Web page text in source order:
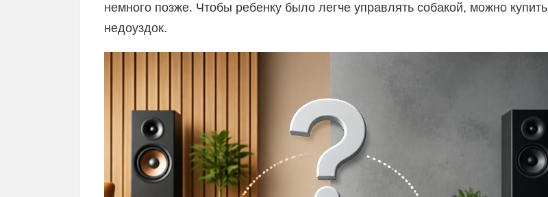
немного позже. Чтобы ребенку было легче управлять собакой, можно купить
недоуздок.